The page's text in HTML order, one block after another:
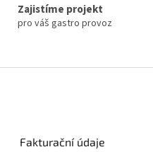
Zajistíme projekt
pro váš gastro provoz
Fakturační údaje